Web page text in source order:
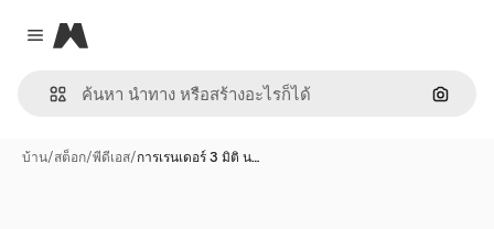
Close menu
Magnific
ค้นหา
บ้าน/สต็อก/พีดีเอส/การเรนเดอร์ 3 มิติ น…